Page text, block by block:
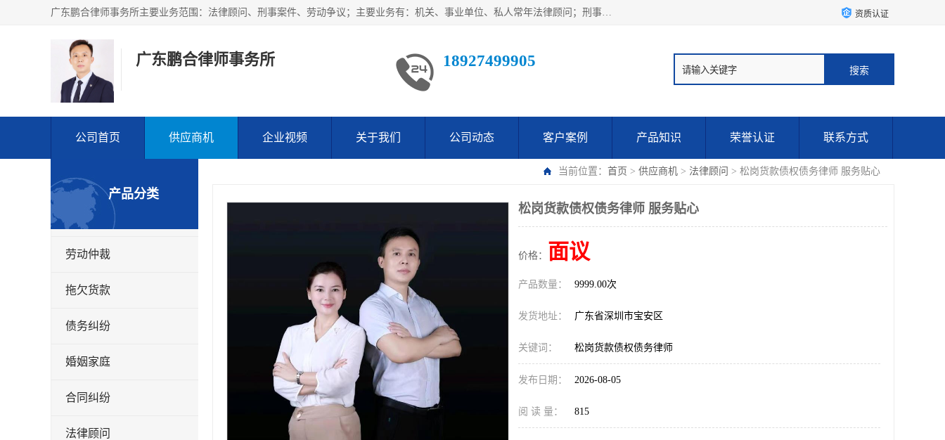
广东鹏合律师事务所主要业务范围：法律顾问、刑事案件、劳动争议；主要业务有：机关、事业单位、私人常年法律顾问；刑事案件辩护、案件代理、犯罪辩护、取保候审等法律事务；以及劳动合同、工伤、工资、辞退、开除等劳动法律事务；多年来，欧辉律师团队一直秉承“以信为本，以法为业”的执业理念，用自己的专业所长为当事人提供优质法律服务，深得当事人的一致好评及信赖。 资质认证
广东鹏合律师事务所 18927499905
公司首页 供应商机 企业视频 关于我们 公司动态 客户案例 产品知识 荣誉认证 联系方式
当前位置： 首页 > 供应商机 > 法律顾问 > 松岗货款债权债务律师 服务贴心
产品分类
劳动仲裁
拖欠货款
债务纠纷
婚姻家庭
合同纠纷
法律顾问
松岗货款债权债务律师 服务贴心
价格： 面议
产品数量： 9999.00次
发货地址： 广东省深圳市宝安区
关键词： 松岗货款债权债务律师
发布日期： 2026-08-05
阅 读 量： 815